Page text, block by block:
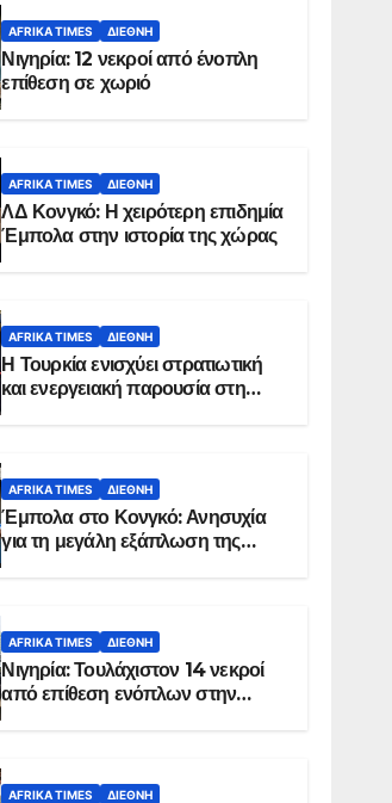
AFRIKA TIMES ΔΙΕΘΝΉ
Νιγηρία: 12 νεκροί από ένοπλη
επίθεση σε χωριό
AFRIKA TIMES ΔΙΕΘΝΉ
ΛΔ Κονγκό: Η χειρότερη επιδημία
Έμπολα στην ιστορία της χώρας
AFRIKA TIMES ΔΙΕΘΝΉ
Η Τουρκία ενισχύει στρατιωτική
και ενεργειακή παρουσία στη
AFRIKA TIMES ΔΙΕΘΝΉ
Έμπολα στο Κονγκό: Ανησυχία
για τη μεγάλη εξάπλωση της
AFRIKA TIMES ΔΙΕΘΝΉ
Νιγηρία: Τουλάχιστον 14 νεκροί
από επίθεση ενόπλων στην
AFRIKA TIMES ΔΙΕΘΝΉ